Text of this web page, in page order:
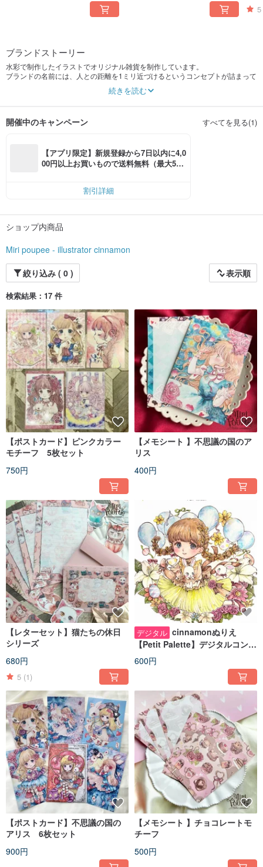
5
ブランドストーリー
水彩で制作したイラストでオリジナル雑貨を制作しています。
ブランドの名前には、人との距離を1ミリ近づけるというコンセプトが詰まって
雑貨を使って大切な方とのコミュニケーションを楽しんでください♪
続きを読む
開催中のキャンペーン すべてを見る(1)
【アプリ限定】新規登録から7日以内に4,0
00円以上お買いもので送料無料（最大500
割引詳細
ショップ内商品
Miri poupee - illustrator cinnamon
絞り込み ( 0 )
表示順
検索結果：17 件
【ポストカード】ピンクカラー
モチーフ 5枚セット
750円
【メモシート 】不思議の国のア
リス
400円
【レターセット】猫たちの休日
シリーズ
680円
5 (1)
デジタル cinnamonぬりえ
【Petit Palette】デジタルコンテ
ンツ
600円
【ポストカード】不思議の国の
アリス 6枚セット
900円
【メモシート 】チョコレートモ
チーフ
500円